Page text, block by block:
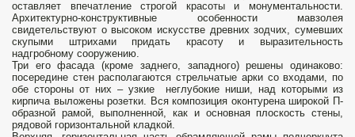
оставляет впечатление строгой красоты и монументальности.
Архитектурно-конструктивные особенности мавзолея
свидетельствуют о высоком искусстве древних зодчих, сумевших
скупыми штрихами придать красоту и выразительность
надгробному сооружению.
Три его фасада (кроме заднего, западного) решены одинаково:
посередине стен располагаются стрельчатые арки со входами, по
обе стороны от них – узкие неглубокие ниши, над которыми из
кирпича выложены розетки. Вся композиция оконтурена широкой П-
образной рамой, выполненной, как и основная плоскость стены,
рядовой горизонтальной кладкой.